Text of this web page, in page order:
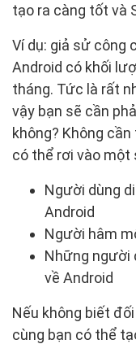
tạo ra càng tốt và
Ví dụ: giả sử công
Android có khối
tháng. Tức là rất
vậy bạn sẽ cần
không? Không
có thể rơi vào một
Người dùng
Android
Người hâm
Những người
về Android
Nếu không biết
cùng bạn có thể